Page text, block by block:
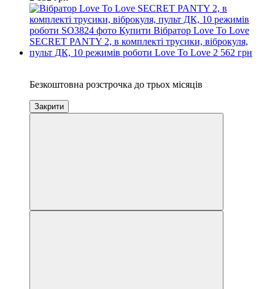
Безкоштовна розстрочка до трьох місяців
Закрити